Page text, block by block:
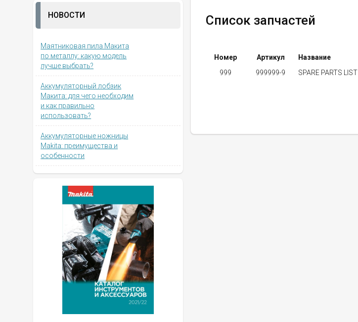
НОВОСТИ
Маятниковая пила Макита
по металлу: какую модель
лучше выбрать?
Аккумуляторный лобзик
Макита: для чего необходим
и как правильно
использовать?
Аккумуляторные ножницы
Makita: преимущества и
особенности
Список запчастей
Номер Артикул Название
999
999999-9 SPARE PARTS LIST